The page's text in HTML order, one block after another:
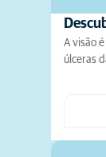
A visão
úlceras